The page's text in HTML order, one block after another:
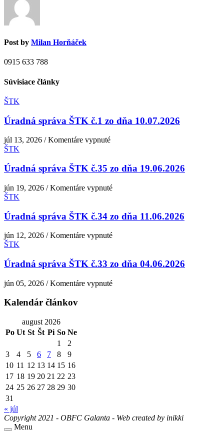
Post by Milan Horňáček
0915 633 788
Súvisiace články
ŠTK
Úradná správa ŠTK č.1 zo dňa 10.07.2026
júl 13, 2026 / Komentáre vypnuténa
ŠTK
č.1
zo
dňa
ŠTK
Úradná správa ŠTK č.35 zo dňa 19.06.2026
jún 19, 2026 / Komentáre vypnuténa
ŠTK
č.35
ŠTK
Úradná správa ŠTK č.34 zo dňa 11.06.2026
jún 12, 2026 / Komentáre vypnuténa
ŠTK
č.34
dňa
ŠTK
Úradná správa ŠTK č.33 zo dňa 04.06.2026
jún 05, 2026 / Komentáre vypnuténa
Kalendár článkov
august 2026
Po Ut St Št Pi So Ne
1
2
3
4 5 6 7 8
9
10 11 12 13 14 15 16
17 18 19 20 21 22 23
24 25 26 27 28 29 30
31
« júl
Copyright 2021 - OBFC Galanta - Web created by inikki
Menu